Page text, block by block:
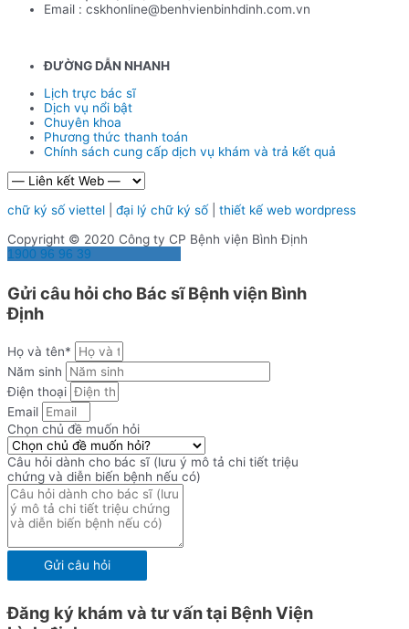
Email : cskhonline@benhvienbinhdinh.com.vn
ĐƯỜNG DẪN NHANH
Lịch trực bác sĩ
Dịch vụ nổi bật
Chuyên khoa
Phương thức thanh toán
Chính sách cung cấp dịch vụ khám và trả kết quả
chữ ký số viettel đại lý chữ ký số| thiết kế web wordpress
Copyright © 2020 Công ty CP Bệnh viện Bình Định
1900 96 96 39
Gửi câu hỏi cho Bác sĩ Bệnh viện Bình
Định
Họ và tên*
Năm sinh
Điện thoại
Email
Chọn chủ đề muốn hỏi
Câu hỏi dành cho bác sĩ (lưu ý mô tả chi tiết triệu
chứng và diễn biến bệnh nếu có)
Gửi câu hỏi
Đăng ký khám và tư vấn tại Bệnh Viện